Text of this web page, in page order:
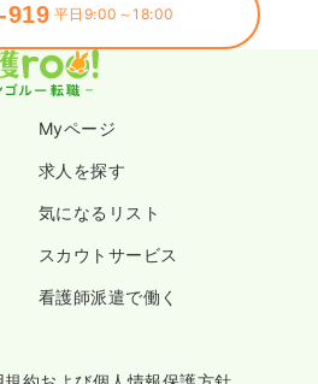
919 平日9:00～18:00
Myページ
求人を探す
気になるリスト
スカウトサービス
看護師派遣で働く